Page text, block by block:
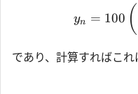
yn = 100 (
であり、計算すればこれ